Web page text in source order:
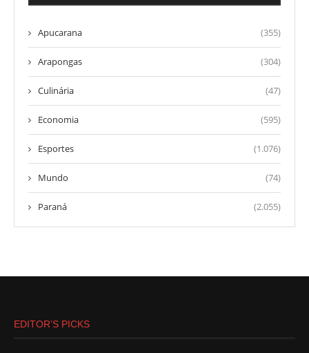
Apucarana (355)
Arapongas (304)
Culinária (47)
Economia (595)
Esportes (1.076)
Mundo (74)
Paraná (2.055)
EDITOR’S PICKS